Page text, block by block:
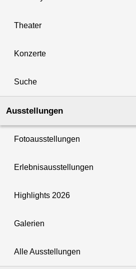
Theater
Konzerte
Suche
Ausstellungen
Fotoausstellungen
Erlebnisausstellungen
Highlights 2026
Galerien
Alle Ausstellungen